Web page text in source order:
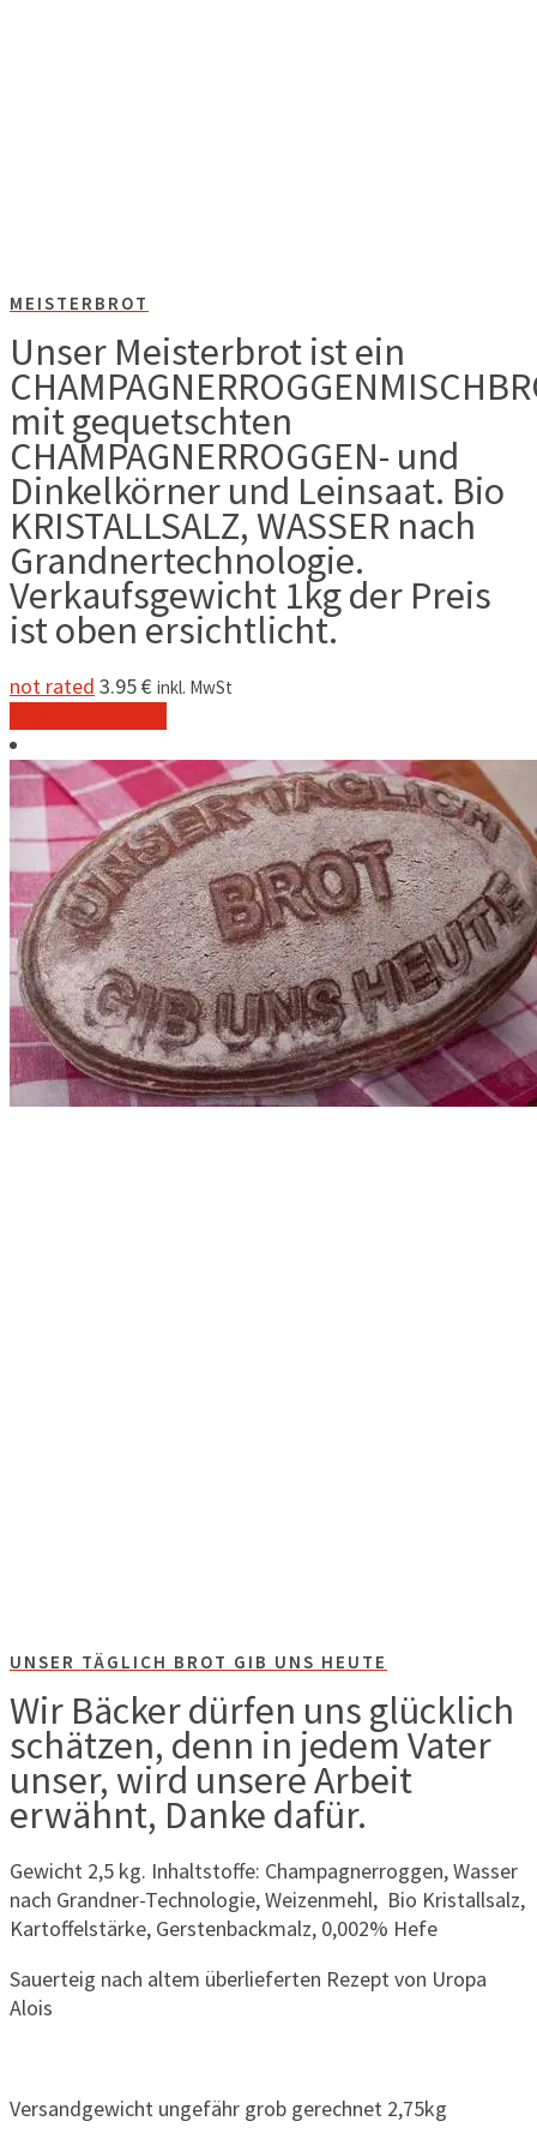
MEISTERBROT
Unser Meisterbrot ist ein
mit gequetschten
CHAMPAGNERROGGEN- und
Dinkelkörner und Leinsaat. Bio
KRISTALLSALZ, WASSER nach
Grandnertechnologie.
Verkaufsgewicht 1kg der Preis
ist oben ersichtlicht.
not rated 3.95€ inkl. MwSt
UNSER TÄGLICH BROT GIB UNS HEUTE
Wir Bäcker dürfen uns glücklich
schätzen, denn in jedem Vater
unser, wird unsere Arbeit
erwähnt, Danke dafür.
Gewicht 2,5 kg. Inhaltstoffe: Champagnerroggen, Wasser
nach Grandner-Technologie, Weizenmehl, Bio Kristallsalz,
Kartoffelstärke, Gerstenbackmalz, 0,002% Hefe
Sauerteig nach altem überlieferten Rezept von Uropa
Alois
Versandgewicht ungefähr grob gerechnet 2,75kg